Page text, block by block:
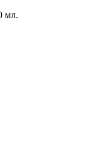
мл.